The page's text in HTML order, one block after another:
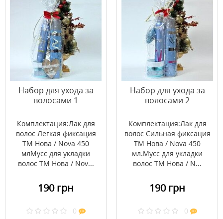
Набор для ухода за
волосами 1
Комплектация:Лак для
волос Легкая фиксация
ТМ Нова / Nova 450
млМусс для укладки
волос ТМ Нова / Nov...
190 грн
0
Набор для ухода за
волосами 2
Комплектация:Лак для
волос Сильная фиксация
ТМ Нова / Nova 450
мл.Мусс для укладки
волос ТМ Нова / N...
190 грн
0